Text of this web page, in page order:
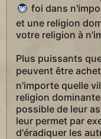
foi dans
et une religion
votre religion à
Plus puissants
peuvent être
n'importe quelle
religion
possible de leur
leur permet par
d'éradiquer les